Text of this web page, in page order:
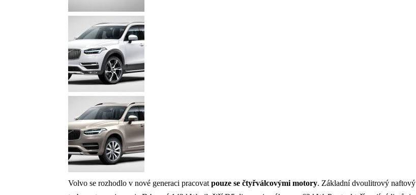
Volvo se rozhodlo v nové generaci pracovat pouze se čtyřválcovými motory. Základní dvoulitrový naftový